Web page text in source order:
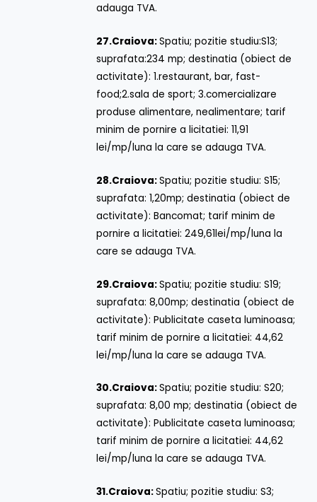
adauga TVA.
27.Craiova:Spatiu; pozitie studiu:S13;
suprafata:234 mp; destinatia (obiect de
activitate): 1.restaurant, bar, fast-
food;2.sala de sport; 3.comercializare
produse alimentare, nealimentare; tarif
minim de pornire a licitatiei: 11,91
lei/mp/luna la care se adauga TVA.
28.Craiova:Spatiu; pozitie studiu: S15;
suprafata: 1,20mp; destinatia (obiect de
activitate): Bancomat; tarif minim de
pornire a licitatiei: 249,61lei/mp/luna la
care se adauga TVA.
29.Craiova:Spatiu; pozitie studiu: S19;
suprafata: 8,00mp; destinatia (obiect de
activitate): Publicitate caseta luminoasa;
tarif minim de pornire a licitatiei: 44,62
lei/mp/luna la care se adauga TVA.
30.Craiova:Spatiu; pozitie studiu: S20;
suprafata: 8,00 mp; destinatia (obiect de
activitate): Publicitate caseta luminoasa;
tarif minim de pornire a licitatiei: 44,62
lei/mp/luna la care se adauga TVA.
31.Craiova:Spatiu; pozitie studiu: S3;